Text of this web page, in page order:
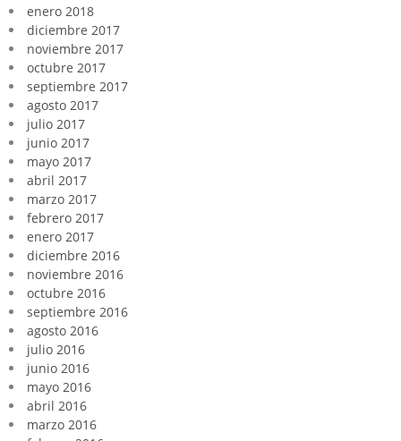
enero 2018
diciembre 2017
noviembre 2017
octubre 2017
septiembre 2017
agosto 2017
julio 2017
junio 2017
mayo 2017
abril 2017
marzo 2017
febrero 2017
enero 2017
diciembre 2016
noviembre 2016
octubre 2016
septiembre 2016
agosto 2016
julio 2016
junio 2016
mayo 2016
abril 2016
marzo 2016